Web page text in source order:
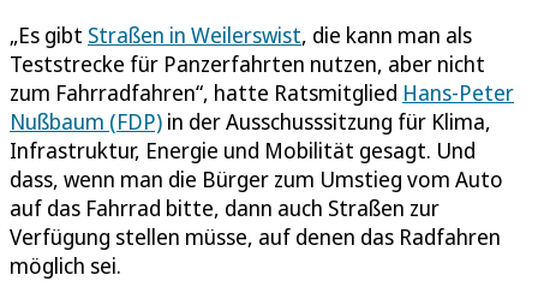
„Es gibt Straßen in Weilerswist, die kann man als
Teststrecke für Panzerfahrten nutzen, aber nicht
zum Fahrradfahren“, hatte Ratsmitglied Hans-Peter
Nußbaum (FDP) in der Ausschusssitzung für Klima,
Infrastruktur, Energie und Mobilität gesagt. Und
dass, wenn man die Bürger zum Umstieg vom Auto
auf das Fahrrad bitte, dann auch Straßen zur
Verfügung stellen müsse, auf denen das Radfahren
möglich sei.